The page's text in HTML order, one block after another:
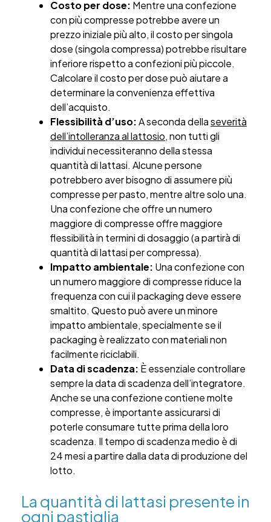
Costo per dose: Mentre una confezione
con più compresse potrebbe avere un
prezzo iniziale più alto, il costo per singola
dose (singola compressa) potrebbe risultare
inferiore rispetto a confezioni più piccole.
Calcolare il costo per dose può aiutare a
determinare la convenienza effettiva
dell’acquisto.
Flessibilità d’uso:A seconda dellaseverità
dell’intolleranza al lattosio, non tutti gli
individui necessiteranno della stessa
quantità di lattasi. Alcune persone
potrebbero aver bisogno di assumere più
compresse per pasto, mentre altre solo una.
Una confezione che offre un numero
maggiore di compresse offre maggiore
flessibilità in termini di dosaggio (a partirà di
quantità di lattasi per compressa).
Impatto ambientale: Una confezione con
un numero maggiore di compresse riduce la
frequenza con cui il packaging deve essere
smaltito. Questo può avere un minore
impatto ambientale, specialmente se il
packaging è realizzato con materiali non
facilmente riciclabili.
Data di scadenza: È essenziale controllare
sempre la data di scadenza dell’integratore.
Anche se una confezione contiene molte
compresse, è importante assicurarsi di
poterle consumare tutte prima della loro
scadenza. Il tempo di scadenza medio è di
24 mesi a partire dalla data di produzione del
lotto.
La quantità di lattasi presente in
ogni pastiglia